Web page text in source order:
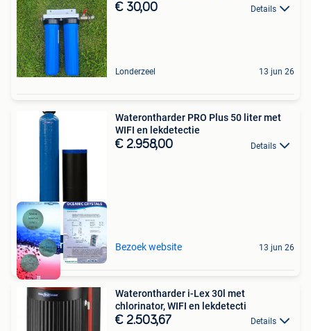
€ 30,00 Details
Londerzeel 13 jun 26
Aquariatics
Waterontharder PRO Plus 50 liter met
WIFI en lekdetectie
€ 2.958,00 Details
Bezoek website 13 jun 26
Waterontharder i-Lex 30l met
chlorinator, WIFI en lekdetecti
€ 2.503,67 Details